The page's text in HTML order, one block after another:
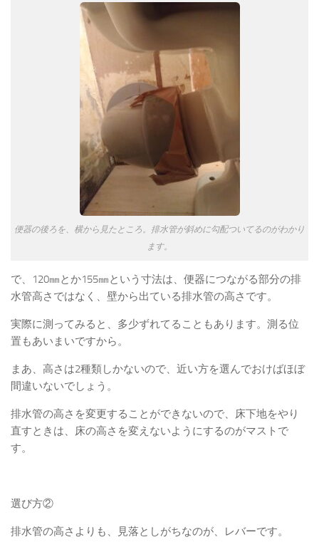
便器の後ろを、横から見たところ。排水管が斜めに勾配ついてるのがわかり
ます。
で、120㎜とか155㎜という寸法は、便器につながる部分の排
水管高さではなく、壁から出ている排水管の高さです。
実際に測ってみると、多少ずれてることもあります。測る位
置もあいまいですから。
まあ、高さは2種類しかないので、近い方を選んでおけばほぼ
間違いないでしょう。
排水管の高さを変更することができないので、床下地をやり
直すときは、床の高さを変えないようにするのがマストで
す。
選び方②
排水管の高さよりも、見落としがちなのが、レバーです。